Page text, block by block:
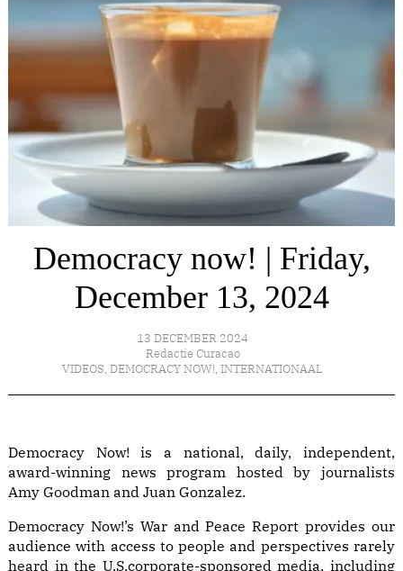
Democracy now! | Friday,
December 13, 2024
13 DECEMBER 2024
Redactie Curacao
VIDEOS, DEMOCRACY NOW!, INTERNATIONAAL
Democracy Now! is a national, daily, independent,
award-winning news program hosted by journalists
Amy Goodman and Juan Gonzalez.
Democracy Now!’s War and Peace Report provides our
audience with access to people and perspectives rarely
heard in the U.S.corporate-sponsored media, including